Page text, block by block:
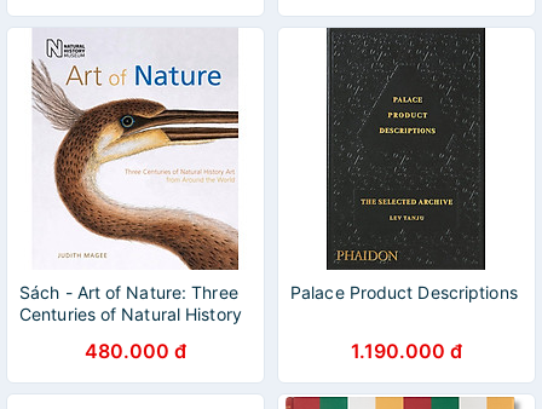
Sách - Art of Nature: Three
Centuries of Natural History
by Judith Magee
480.000 đ
Palace Product Descriptions
1.190.000 đ